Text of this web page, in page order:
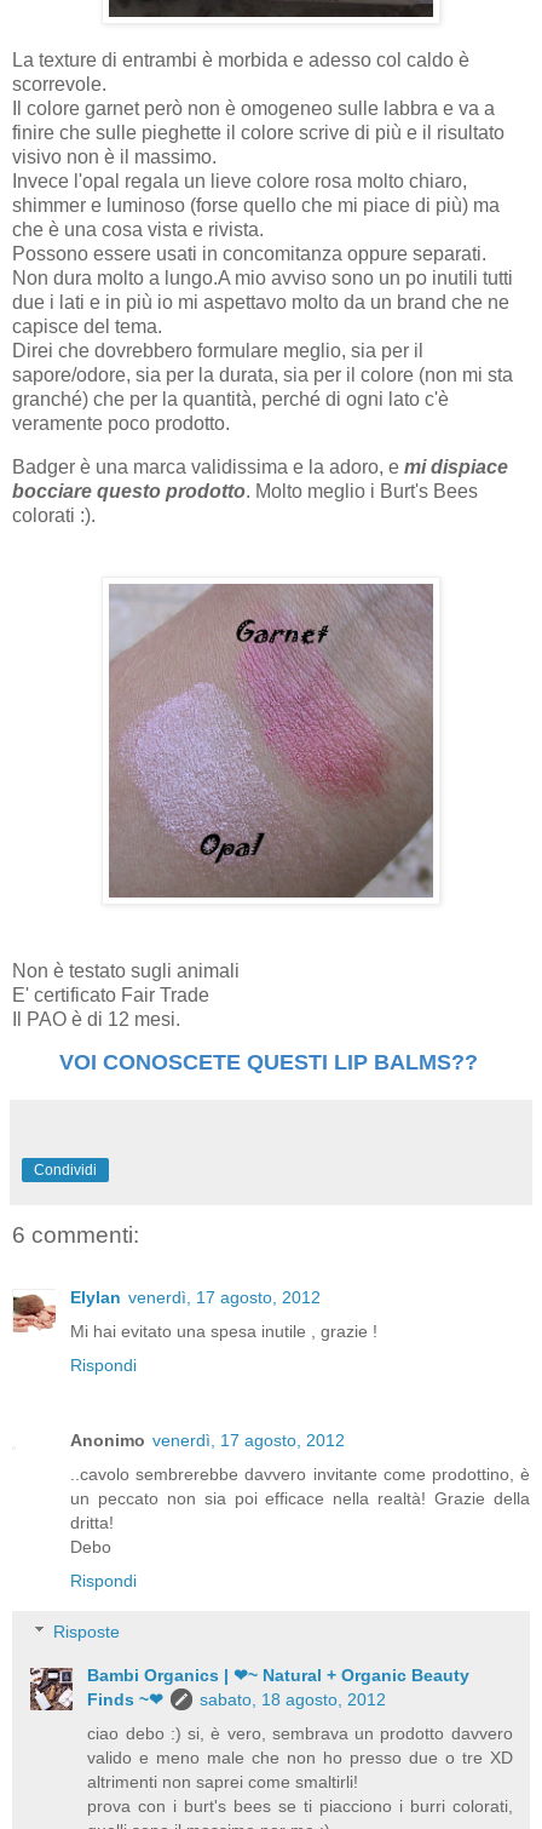
La texture di entrambi è morbida e adesso col caldo è
scorrevole.
Il colore garnet però non è omogeneo sulle labbra e va a
finire che sulle pieghette il colore scrive di più e il risultato
visivo non è il massimo.
Invece l'opal regala un lieve colore rosa molto chiaro,
shimmer e luminoso (forse quello che mi piace di più) ma
che è una cosa vista e rivista.
Possono essere usati in concomitanza oppure separati.
Non dura molto a lungo.A mio avviso sono un po inutili tutti
due i lati e in più io mi aspettavo molto da un brand che ne
capisce del tema.
Direi che dovrebbero formulare meglio, sia per il
sapore/odore, sia per la durata, sia per il colore (non mi sta
granché) che per la quantità, perché di ogni lato c'è
veramente poco prodotto.
Badger è una marca validissima e la adoro, e mi dispiace
bocciare questo prodotto. Molto meglio i Burt's Bees
colorati :).
Non è testato sugli animali
E' certificato Fair Trade
Il PAO è di 12 mesi.
VOI CONOSCETE QUESTI LIP BALMS??
Condividi
6 commenti:
Elylan venerdì, 17 agosto, 2012
Mi hai evitato una spesa inutile , grazie !
Rispondi
Anonimo venerdì, 17 agosto, 2012
..cavolo sembrerebbe davvero invitante come prodottino, è
un peccato non sia poi efficace nella realtà! Grazie della
dritta!
Debo
Rispondi
Risposte
Bambi Organics | ❤~ Natural + Organic Beauty
Finds ~❤
sabato, 18 agosto, 2012
ciao debo :) si, è vero, sembrava un prodotto davvero
valido e meno male che non ho presso due o tre XD
altrimenti non saprei come smaltirli!
prova con i burt's bees se ti piacciono i burri colorati,